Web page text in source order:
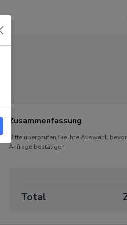
Zusammenfassung
Bitte überprüfen Sie Ihre Auswahl,
Anfrage bestätigen
Total